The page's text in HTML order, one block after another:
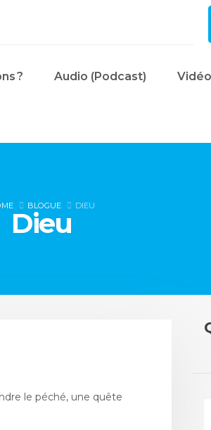
? Audio (Podcast)
BLOGUE DIEU
Dieu
le péché, une quête